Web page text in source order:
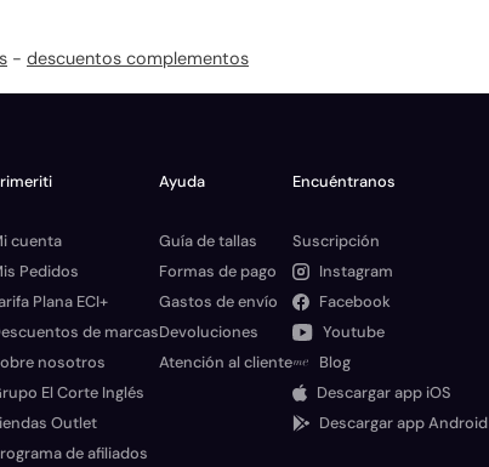
- descuentos complementos
cuenta
Pedidos
Plana ECI+
de marcas
nosotros
El Corte Inglés
Outlet
de afiliados
Ayuda
Guía de tallas
Formas de pago
Gastos de envío
Devoluciones
Atención al cliente
Encuéntranos
Suscripción
Instagram
Facebook
Youtube
Blog
Descargar app iOS
Descargar app Android